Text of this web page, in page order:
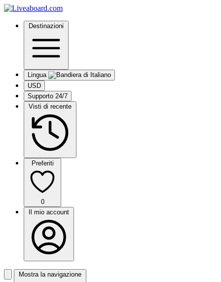
Destinazioni
Lingua
USD
Supporto 24/7
Visti di recente
Preferiti
0
Il mio account
Mostra la navigazione